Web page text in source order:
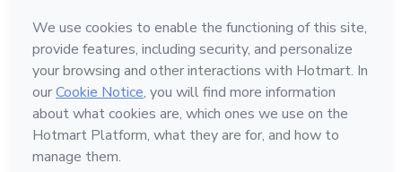
Conoce Hotmart
Idioma
Español